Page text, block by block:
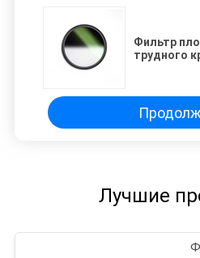
Фильтр
трудного
Лучшие